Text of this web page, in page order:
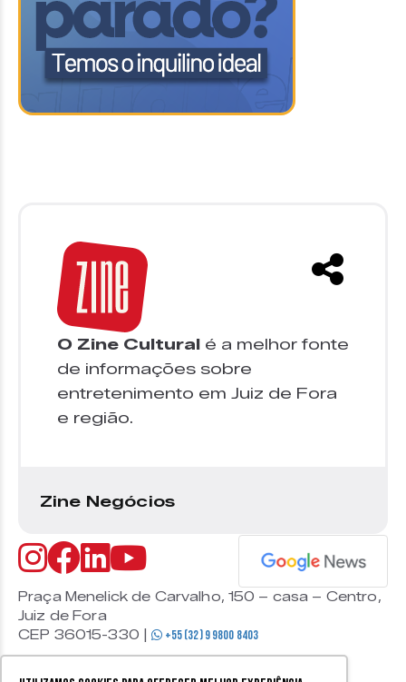
O Zine Cultural é a melhor fonte
de informações sobre
entretenimento em Juiz de Fora
e região.
Zine Negócios
Praça Menelick de Carvalho, 150 – casa – Centro,
Juiz de Fora
CEP 36015-330 |
+55 (32) 9 9800 8403